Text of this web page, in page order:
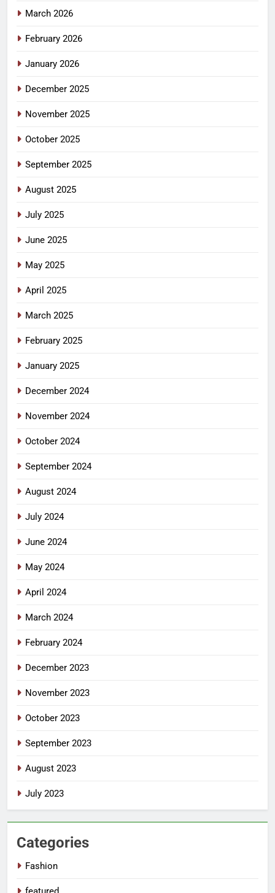
March 2026
February 2026
January 2026
December 2025
November 2025
October 2025
September 2025
August 2025
July 2025
June 2025
May 2025
April 2025
March 2025
February 2025
January 2025
December 2024
November 2024
October 2024
September 2024
August 2024
July 2024
June 2024
May 2024
April 2024
March 2024
February 2024
December 2023
November 2023
October 2023
September 2023
August 2023
July 2023
Categories
Fashion